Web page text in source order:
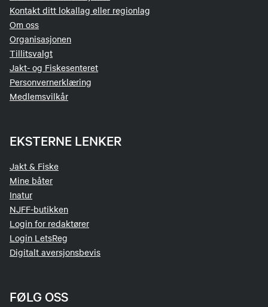
Kontakt ditt lokallag eller regionlag
Om oss
Organisasjonen
Tillitsvalgt
Jakt- og Fiskesenteret
Personvernerklæring
Medlemsvilkår
EKSTERNE LENKER
Jakt & Fiske
Mine båter
Inatur
NJFF-butikken
Login for redaktører
Login LetsReg
Digitalt aversjonsbevis
FØLG OSS